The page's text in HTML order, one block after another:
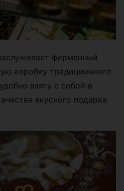
фирменный
коробку традиционного
взять с собой в
вкусного подарка